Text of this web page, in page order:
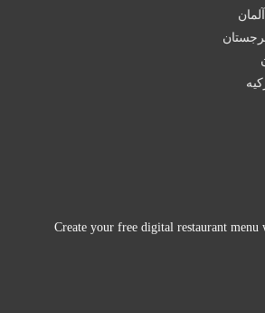
Create your free digital restaurant menu